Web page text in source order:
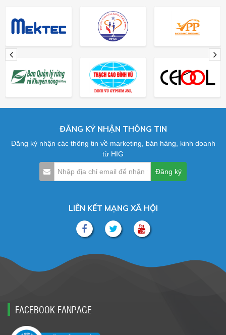
ĐĂNG KÝ NHẬN THÔNG TIN
Đăng ký nhận các thông tin về marketing, bán hàng, kinh doanh
từ HIG
LIÊN KẾT MẠNG XÃ HỘI
FACEBOOK FANPAGE